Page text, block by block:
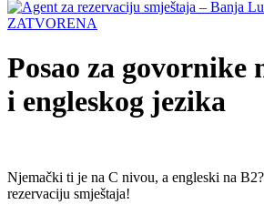
Posao za govornike
i engleskog jezika
Njemački ti je na C nivou, a engleski na
rezervaciju smještaja!